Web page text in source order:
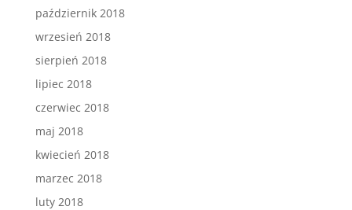
październik 2018
wrzesień 2018
sierpień 2018
lipiec 2018
czerwiec 2018
maj 2018
kwiecień 2018
marzec 2018
luty 2018